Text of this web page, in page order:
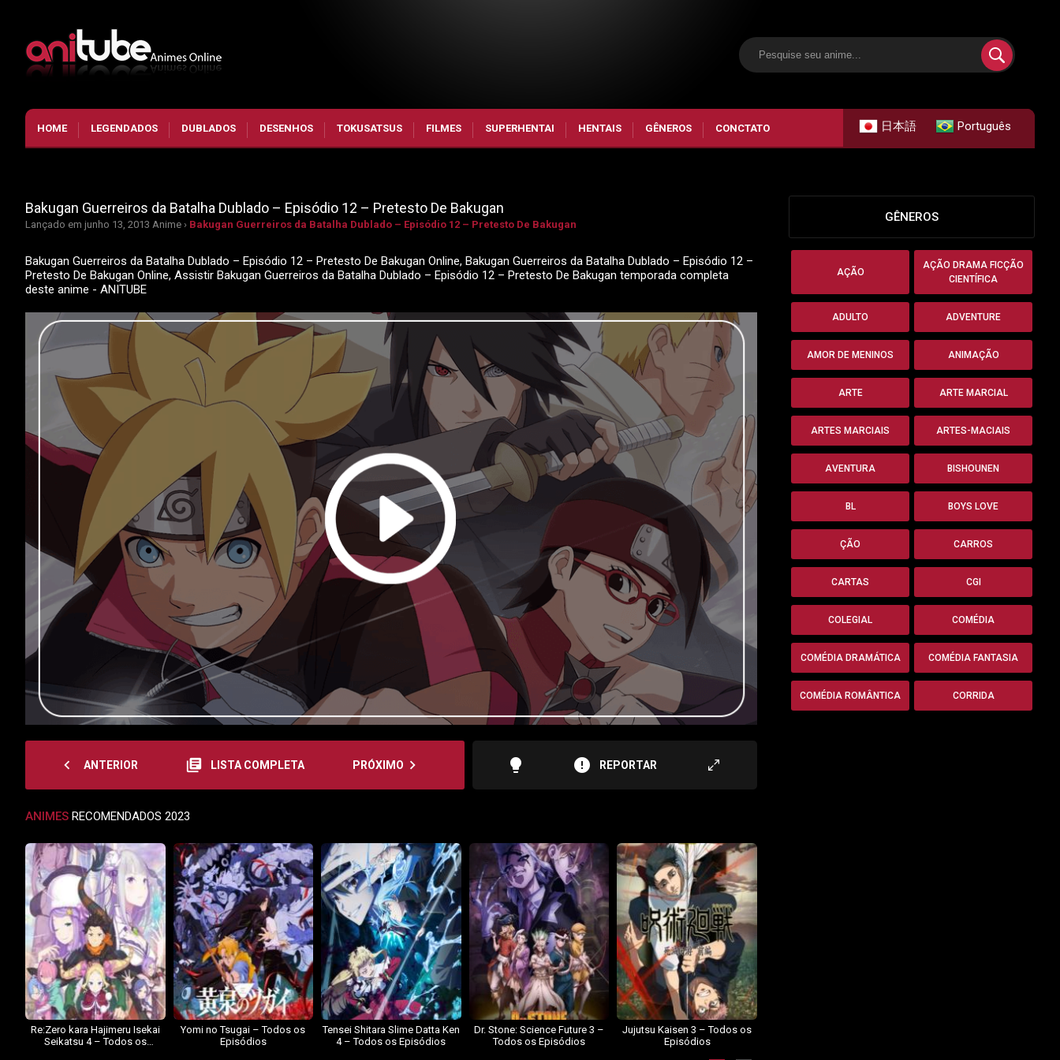
HOME LEGENDADOS DUBLADOS DESENHOS TOKUSATSUS FILMES SUPERHENTAI HENTAIS GÊNEROS CONCTATO 日本語 Português
Bakugan Guerreiros da Batalha Dublado – Episódio 12 – Pretesto De Bakugan
Lançado em junho 13, 2013 Anime › Bakugan Guerreiros da Batalha Dublado – Episódio 12 – Pretesto De Bakugan
Bakugan Guerreiros da Batalha Dublado – Episódio 12 – Pretesto De Bakugan Online, Bakugan Guerreiros da Batalha Dublado – Episódio 12 –
Pretesto De Bakugan Online, Assistir Bakugan Guerreiros da Batalha Dublado – Episódio 12 – Pretesto De Bakugan temporada completa
deste anime - ANITUBE
navigate_before ANTERIOR library_books LISTA COMPLETA PRÓXIMO navigate_next lightbulb error REPORTAR
ANIMES RECOMENDADOS 2023
Re:Zero kara Hajimeru Isekai
Seikatsu 4 – Todos os
Yomi no Tsugai – Todos os
Episódios
Tensei Shitara Slime Datta Ken
4 – Todos os Episódios
Dr. Stone: Science Future 3 –
Todos os Episódios
Jujutsu Kaisen 3 – Todos os
Episódios
GÊNEROS
AÇÃO
AÇÃO DRAMA FICÇÃO
CIENTÍFICA
ADULTO ADVENTURE
AMOR DE MENINOS ANIMAÇÃO
ARTE ARTE MARCIAL
ARTES MARCIAIS ARTES-MACIAIS
AVENTURA BISHOUNEN
BL BOYS LOVE
ÇÃO CARROS
CARTAS CGI
COLEGIAL COMÉDIA
COMÉDIA DRAMÁTICA COMÉDIA FANTASIA
COMÉDIA ROMÂNTICA CORRIDA